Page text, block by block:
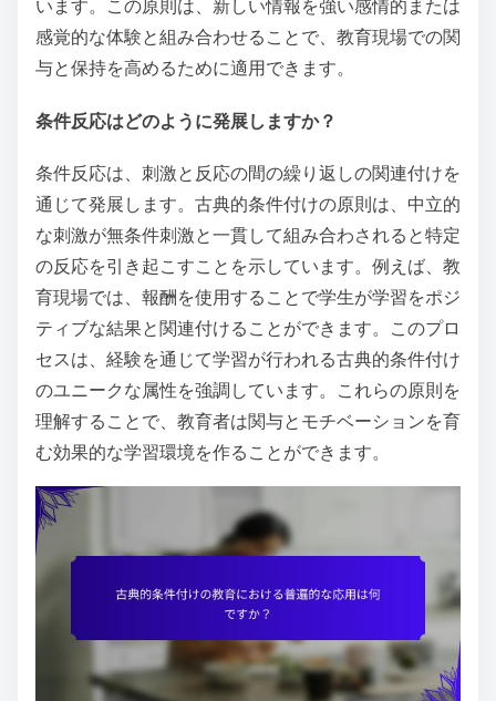
います。この原則は、新しい情報を強い感情的または
感覚的な体験と組み合わせることで、教育現場での関
与と保持を高めるために適用できます。
条件反応はどのように発展しますか？
条件反応は、刺激と反応の間の繰り返しの関連付けを
通じて発展します。古典的条件付けの原則は、中立的
な刺激が無条件刺激と一貫して組み合わされると特定
の反応を引き起こすことを示しています。例えば、教
育現場では、報酬を使用することで学生が学習をポジ
ティブな結果と関連付けることができます。このプロ
セスは、経験を通じて学習が行われる古典的条件付け
のユニークな属性を強調しています。これらの原則を
理解することで、教育者は関与とモチベーションを育
む効果的な学習環境を作ることができます。